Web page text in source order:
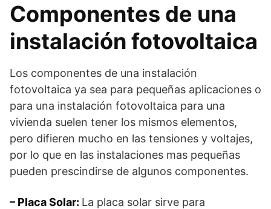
Componentes de una
instalación fotovoltaica
Los componentes de una instalación
fotovoltaica ya sea para pequeñas aplicaciones o
para una instalación fotovoltaica para una
vivienda suelen tener los mismos elementos,
pero difieren mucho en las tensiones y voltajes,
por lo que en las instalaciones mas pequeñas
pueden prescindirse de algunos componentes.
– Placa Solar: La placa solar sirve para